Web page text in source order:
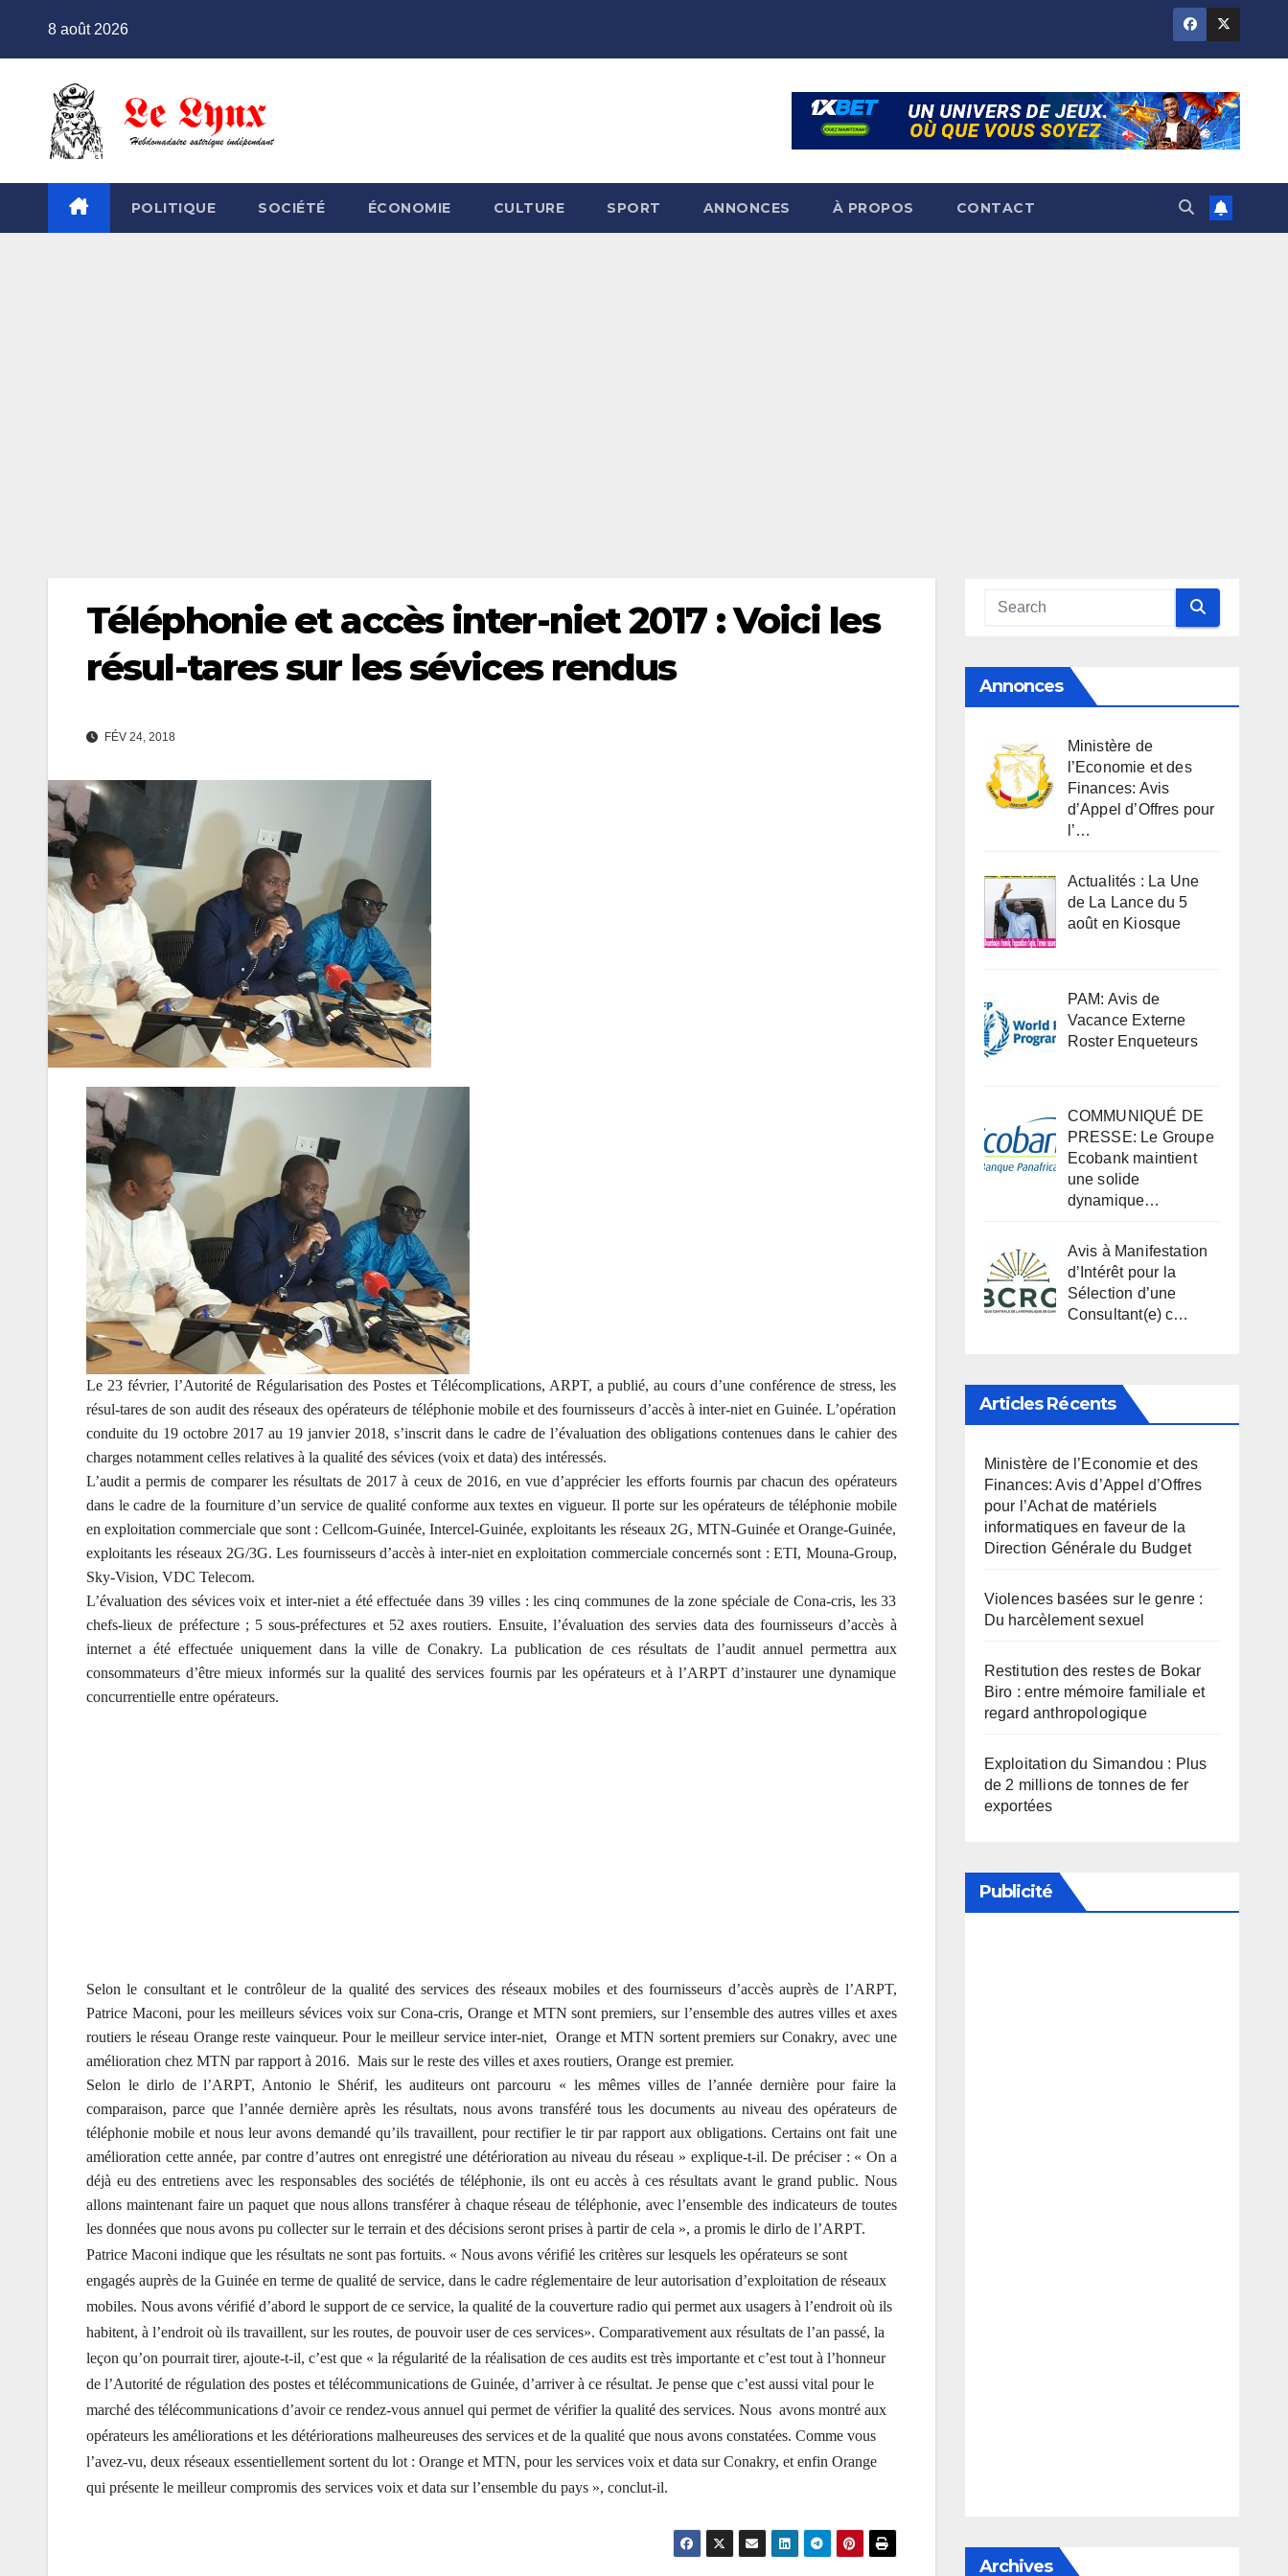
8 août 2026
POLITIQUE SOCIÉTÉ ÉCONOMIE CULTURE SPORT ANNONCES À PROPOS CONTACT
Téléphonie et accès inter-niet 2017 : Voici les
résul-tares sur les sévices rendus
FÉV 24, 2018
Le 23 février, l’Autorité de Régularisation des Postes et Télécomplications, ARPT, a publié, au cours d’une conférence de stress, les
résul-tares de son audit des réseaux des opérateurs de téléphonie mobile et des fournisseurs d’accès à inter-niet en Guinée. L’opération
conduite du 19 octobre 2017 au 19 janvier 2018, s’inscrit dans le cadre de l’évaluation des obligations contenues dans le cahier des
charges notamment celles relatives à la qualité des sévices (voix et data) des intéressés.
L’audit a permis de comparer les résultats de 2017 à ceux de 2016, en vue d’apprécier les efforts fournis par chacun des opérateurs
dans le cadre de la fourniture d’un service de qualité conforme aux textes en vigueur. Il porte sur les opérateurs de téléphonie mobile
en exploitation commerciale que sont : Cellcom-Guinée, Intercel-Guinée, exploitants les réseaux 2G, MTN-Guinée et Orange-Guinée,
exploitants les réseaux 2G/3G. Les fournisseurs d’accès à inter-niet en exploitation commerciale concernés sont : ETI, Mouna-Group,
Sky-Vision, VDC Telecom.
L’évaluation des sévices voix et inter-niet a été effectuée dans 39 villes : les cinq communes de la zone spéciale de Cona-cris, les 33
chefs-lieux de préfecture ; 5 sous-préfectures et 52 axes routiers. Ensuite, l’évaluation des servies data des fournisseurs d’accès à
internet a été effectuée uniquement dans la ville de Conakry. La publication de ces résultats de l’audit annuel permettra aux
consommateurs d’être mieux informés sur la qualité des services fournis par les opérateurs et à l’ARPT d’instaurer une dynamique
concurrentielle entre opérateurs.
Selon le consultant et le contrôleur de la qualité des services des réseaux mobiles et des fournisseurs d’accès auprès de l’ARPT,
Patrice Maconi, pour les meilleurs sévices voix sur Cona-cris, Orange et MTN sont premiers, sur l’ensemble des autres villes et axes
routiers le réseau Orange reste vainqueur. Pour le meilleur service inter-niet, Orange et MTN sortent premiers sur Conakry, avec une
amélioration chez MTN par rapport à 2016. Mais sur le reste des villes et axes routiers, Orange est premier.
Selon le dirlo de l’ARPT, Antonio le Shérif, les auditeurs ont parcouru « les mêmes villes de l’année dernière pour faire la
comparaison, parce que l’année dernière après les résultats, nous avons transféré tous les documents au niveau des opérateurs de
téléphonie mobile et nous leur avons demandé qu’ils travaillent, pour rectifier le tir par rapport aux obligations. Certains ont fait une
amélioration cette année, par contre d’autres ont enregistré une détérioration au niveau du réseau » explique-t-il. De préciser : « On a
déjà eu des entretiens avec les responsables des sociétés de téléphonie, ils ont eu accès à ces résultats avant le grand public. Nous
allons maintenant faire un paquet que nous allons transférer à chaque réseau de téléphonie, avec l’ensemble des indicateurs de toutes
les données que nous avons pu collecter sur le terrain et des décisions seront prises à partir de cela », a promis le dirlo de l’ARPT.
Patrice Maconi indique que les résultats ne sont pas fortuits. « Nous avons vérifié les critères sur lesquels les opérateurs se sont
engagés auprès de la Guinée en terme de qualité de service, dans le cadre réglementaire de leur autorisation d’exploitation de réseaux
mobiles. Nous avons vérifié d’abord le support de ce service, la qualité de la couverture radio qui permet aux usagers à l’endroit où ils
habitent, à l’endroit où ils travaillent, sur les routes, de pouvoir user de ces services». Comparativement aux résultats de l’an passé, la
leçon qu’on pourrait tirer, ajoute-t-il, c’est que « la régularité de la réalisation de ces audits est très importante et c’est tout à l’honneur
de l’Autorité de régulation des postes et télécommunications de Guinée, d’arriver à ce résultat. Je pense que c’est aussi vital pour le
marché des télécommunications d’avoir ce rendez-vous annuel qui permet de vérifier la qualité des services. Nous avons montré aux
opérateurs les améliorations et les détériorations malheureuses des services et de la qualité que nous avons constatées. Comme vous
l’avez-vu, deux réseaux essentiellement sortent du lot : Orange et MTN, pour les services voix et data sur Conakry, et enfin Orange
qui présente le meilleur compromis des services voix et data sur l’ensemble du pays », conclut-il.
Annonces
Ministère de
l’Economie et des
Finances: Avis
d’Appel d’Offres pour
l’…
Actualités : La Une
de La Lance du 5
août en Kiosque
PAM: Avis de
Vacance Externe
Roster Enqueteurs
COMMUNIQUÉ DE
PRESSE: Le Groupe
Ecobank maintient
une solide
dynamique…
Avis à Manifestation
d’Intérêt pour la
Sélection d’une
Consultant(e) c…
Articles Récents
Ministère de l’Economie et des
Finances: Avis d’Appel d’Offres
pour l’Achat de matériels
informatiques en faveur de la
Direction Générale du Budget
Violences basées sur le genre :
Du harcèlement sexuel
Restitution des restes de Bokar
Biro : entre mémoire familiale et
regard anthropologique
Exploitation du Simandou : Plus
de 2 millions de tonnes de fer
exportées
Publicité
Archives